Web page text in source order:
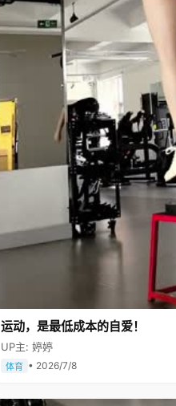
运动，是最低成本的自爱！
UP主: 婷婷
体育 • 2026/7/8